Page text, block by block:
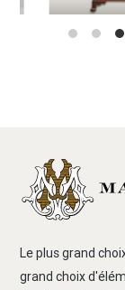
Le plus grand
grand choix